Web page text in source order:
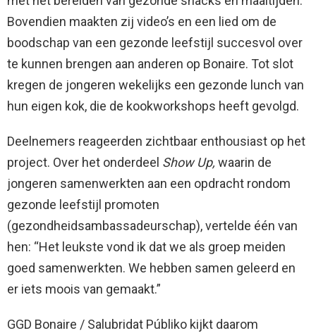
Bovendien maakten zij video’s en een lied om de
boodschap van een gezonde leefstijl succesvol over
te kunnen brengen aan anderen op Bonaire. Tot slot
kregen de jongeren wekelijks een gezonde lunch van
hun eigen kok, die de kookworkshops heeft gevolgd.
Deelnemers reageerden zichtbaar enthousiast op het
project. Over het onderdeel Show Up, waarin de
jongeren samenwerkten aan een opdracht rondom
gezonde leefstijl promoten
(gezondheidsambassadeurschap), vertelde één van
hen: “Het leukste vond ik dat we als groep meiden
goed samenwerkten. We hebben samen geleerd en
er iets moois van gemaakt.”
GGD Bonaire / Salubridat Públiko kijkt daarom